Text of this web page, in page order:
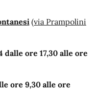
(via Prampolini
dalle ore 17,30 alle ore
ore 9,30 alle ore